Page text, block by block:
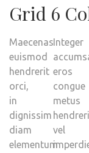
Grid 6
Maecenas
euismod
hendrerit
orci,
in
dignissim
diam
elementum
Integer
eros
congue
metus
vel